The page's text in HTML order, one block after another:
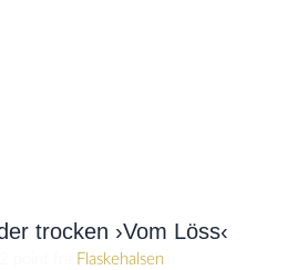
trocken ›Vom Löss‹
Flaskehalsen